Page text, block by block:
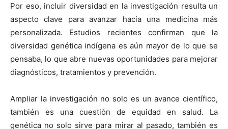
Por eso, incluir diversidad en la investigación resulta un
aspecto clave para avanzar hacia una medicina más
personalizada. Estudios recientes confirman que la
diversidad genética indígena es aún mayor de lo que se
pensaba, lo que abre nuevas oportunidades para mejorar
diagnósticos, tratamientos y prevención.
Ampliar la investigación no solo es un avance científico,
también es una cuestión de equidad en salud. La
genética no solo sirve para mirar al pasado, también es